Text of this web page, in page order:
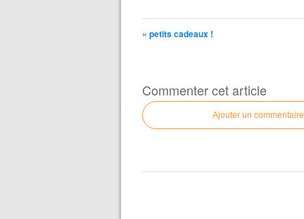
« petits cadeaux !
Commenter cet article
Ajouter un commentaire